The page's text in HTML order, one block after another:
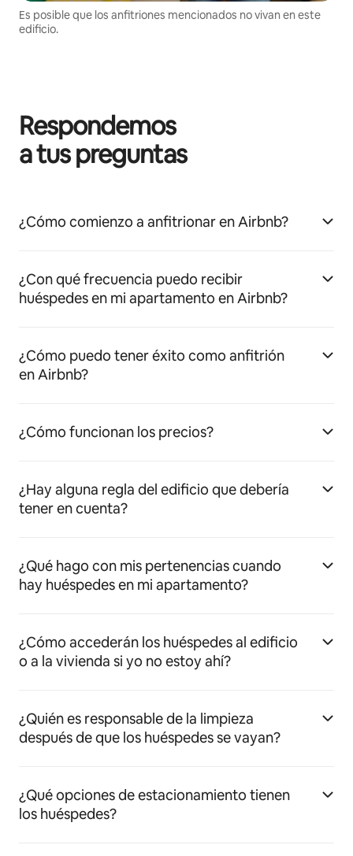
Es posible que los anfitriones mencionados no vivan en este
edificio.
Respondemos
a tus preguntas
¿Cómo comienzo a anfitrionar en Airbnb?
¿Con qué frecuencia puedo recibir
huéspedes en mi apartamento en Airbnb?
¿Cómo puedo tener éxito como anfitrión
en Airbnb?
¿Cómo funcionan los precios?
¿Hay alguna regla del edificio que debería
tener en cuenta?
¿Qué hago con mis pertenencias cuando
hay huéspedes en mi apartamento?
¿Cómo accederán los huéspedes al edificio
o a la vivienda si yo no estoy ahí?
¿Quién es responsable de la limpieza
después de que los huéspedes se vayan?
¿Qué opciones de estacionamiento tienen
los huéspedes?